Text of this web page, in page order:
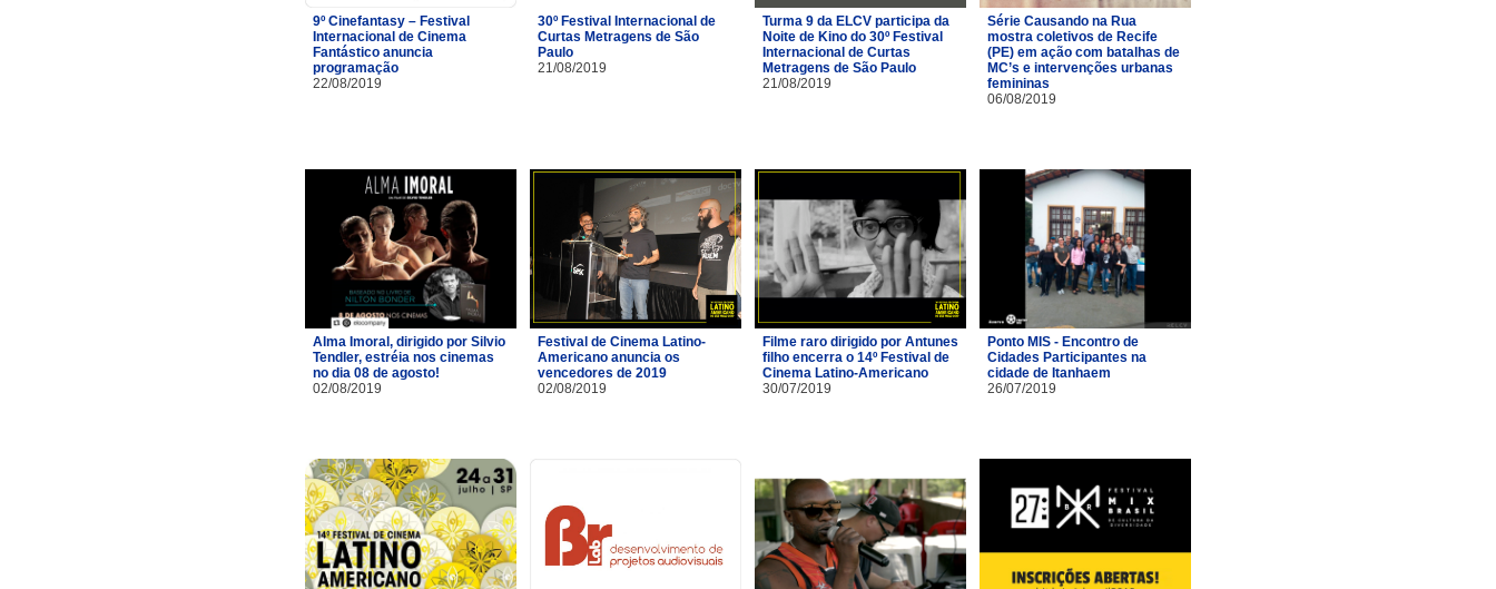
9º Cinefantasy – Festival
Internacional de Cinema
Fantástico anuncia
programação
22/08/2019
30º Festival Internacional de
Curtas Metragens de São
Paulo
21/08/2019
Turma 9 da ELCV participa da
Noite de Kino do 30º Festival
Internacional de Curtas
Metragens de São Paulo
21/08/2019
Série Causando na Rua
mostra coletivos de Recife
(PE) em ação com batalhas de
MC’s e intervenções urbanas
femininas
06/08/2019
Alma Imoral, dirigido por Silvio
Tendler, estréia nos cinemas
no dia 08 de agosto!
02/08/2019
Festival de Cinema Latino-
Americano anuncia os
vencedores de 2019
02/08/2019
Filme raro dirigido por Antunes
filho encerra o 14º Festival de
Cinema Latino-Americano
30/07/2019
Ponto MIS - Encontro de
Cidades Participantes na
cidade de Itanhaem
26/07/2019